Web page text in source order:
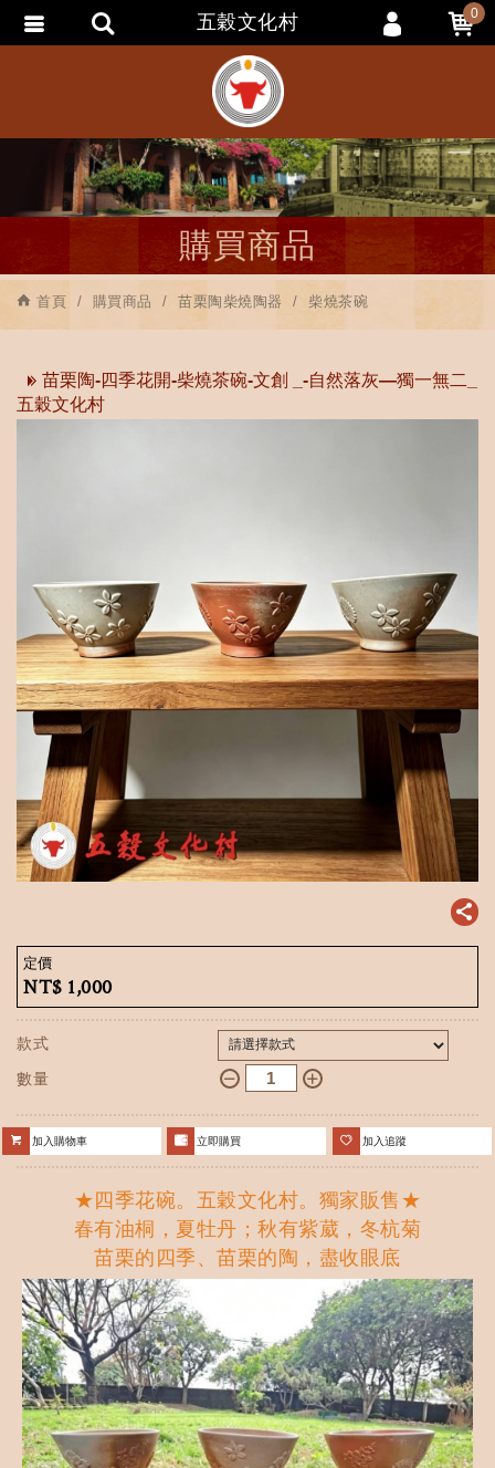
購買商品
首頁 購買商品 苗栗陶柴燒陶器 柴燒茶碗
苗栗陶-四季花開-柴燒茶碗-文創 _-自然落灰—獨一無二_
五穀文化村
定價
NT$ 1,000
款式
數量
加入購物車 立即購買 加入追蹤
★四季花碗。五穀文化村。獨家販售★
春有油桐，夏牡丹；秋有紫葳，冬杭菊
苗栗的四季、苗栗的陶，盡收眼底
五穀文化村 0
會員登入
會員註冊
忘記密碼
訂單查詢
追蹤清單
匯款通知